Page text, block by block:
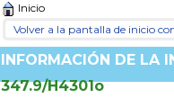
Inicio
Volver a la pantalla de inicio
INFORMACIÓN DE LA
347.9/H4301o